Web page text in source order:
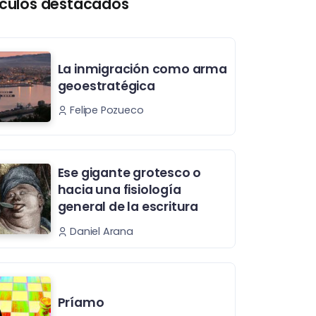
La inmigración como arma
geoestratégica
Felipe Pozueco
Ese gigante grotesco o
hacia una fisiología
general de la escritura
Daniel Arana
Príamo